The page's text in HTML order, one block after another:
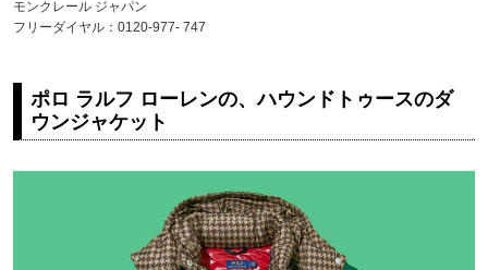
モンクレール ジャパン
フリーダイヤル：0120-977- 747
ポロ ラルフ ローレンの、ハウンドトゥースのダ
ウンジャケット